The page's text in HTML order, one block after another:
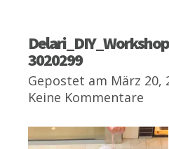
3020299
Gepostet am März 20,
Keine Kommentare